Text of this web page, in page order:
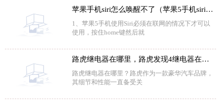
苹果手机siri怎么唤醒不了（苹果5手机siri怎么唤醒）
1、苹果5手机使用Siri必须在联网的情况下才可以
使用，按住home键然后就
路虎继电器在哪里，路虎发现4继电器在哪里
路虎继电器在哪里？路虎作为一款豪华汽车品牌，
其细节和性能一直备受关